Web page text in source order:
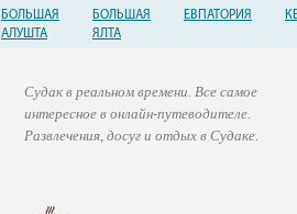
БОЛЬШАЯ
АЛУШТА
БОЛЬШАЯ
ЯЛТА
ЕВПАТОРИЯ
Судак в реальном времени. Все самое
интересное в онлайн-путеводителе.
Развлечения, досуг и отдых в Судаке.